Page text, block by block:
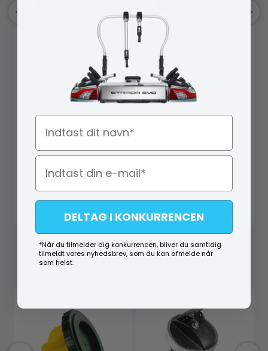
Antennepisk Universal -
Sort Længde 5 cm.
109,00DKK
Køb
Antennepisk Universal -
Sort Længde 9 cm.
119,00DKK
Navn
DELTAG I KONKURRENCEN
*Når du tilmelder dig konkurrencen, bliver du samtidig
tilmeldt vores nyhedsbrev, som du kan afmelde når
som helst.